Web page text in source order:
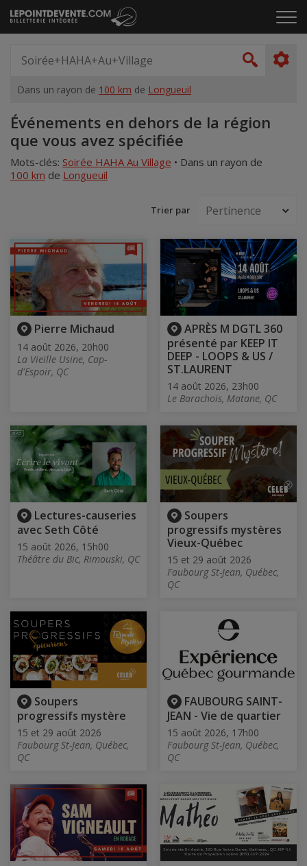
Passer
au
le
artiste,
Dans un rayon de 100 km de Longueuil
Accueil
Événements en dehors de la région
que vous avez spécifiée
Mots-clés: Soirée HAHA Au Village • Dans un rayon de
100 km de Longueuil
Trier par
Pierre Michaud
14 août 2026, 20h00
La Vieille Usine, Cap-
d'Espoir, QC
APRÈS M DGTL 360
présenté par KEEP IT
DEEP - LOOPS & US /
ST.LAURENT
14 août 2026, 23h00
Le Barachois, Matane, QC
Lectures-causeries
avec Seth Côté
15 août 2026, 15h00
Théâtre du Bic, Rimouski, QC
Soupers
progressifs mystères
Vieux-Québec
15 et 29 août 2026
Faubourg St-Jean, Québec,
QC
Soupers
progressifs mystère
15 et 29 août 2026
Faubourg St-Jean, Québec,
QC
FAUBOURG SAINT-
JEAN - Vie de quartier
15 août 2026, 17h00
Faubourg St-Jean, Québec,
QC